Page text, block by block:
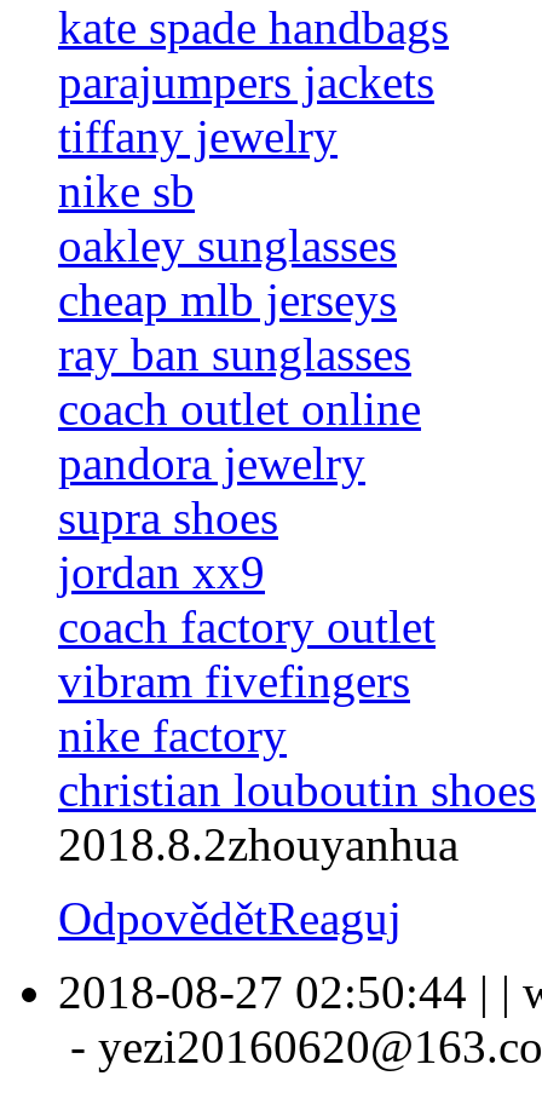
kate spade handbags
parajumpers jackets
tiffany jewelry
nike sb
oakley sunglasses
cheap mlb jerseys
ray ban sunglasses
coach outlet online
pandora jewelry
supra shoes
jordan xx9
coach factory outlet
vibram fivefingers
nike factory
christian louboutin shoes
2018.8.2zhouyanhua
OdpovědětReaguj
2018-08-27 02:50:44 | |
-